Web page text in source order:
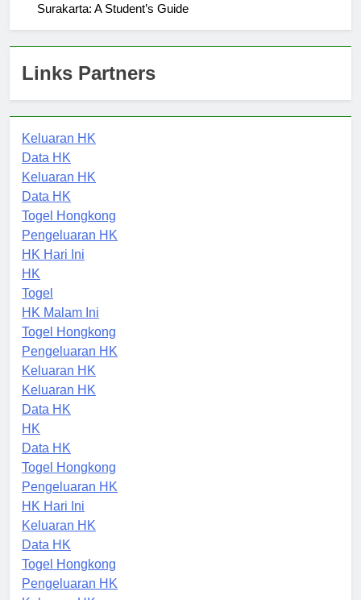
Campus Facilities at Universitas Muhammadiyah
Links Partners
Keluaran HK
Data HK
Keluaran HK
Data HK
Togel Hongkong
Pengeluaran HK
HK Hari Ini
HK
Togel
HK Malam Ini
Togel Hongkong
Pengeluaran HK
Keluaran HK
Keluaran HK
Data HK
HK
Data HK
Togel Hongkong
Pengeluaran HK
HK Hari Ini
Keluaran HK
Data HK
Togel Hongkong